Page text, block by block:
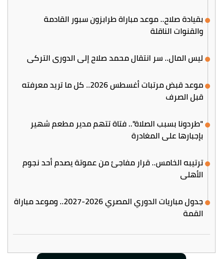
بقيادة صلاح.. موعد مباراة طرابزون سبور القادمة
والقنوات الناقلة
ليس المال.. سر انتقال محمد صلاح إلى الدوري التركي
موعد قبض مرتبات أغسطس 2026.. كل ما تريد معرفته
قبل الصرف
"طردونا بسبب الصلاة".. فتاة تتهم مدير مطعم شهير
بإجبارها على المغادرة
ترتيبه الخامس.. قرار مفاجئ من عموتة يصدم أحد نجوم
الأهلي
جدول مباريات الدوري المصري 2026-2027.. وموعد مباراة
القمة